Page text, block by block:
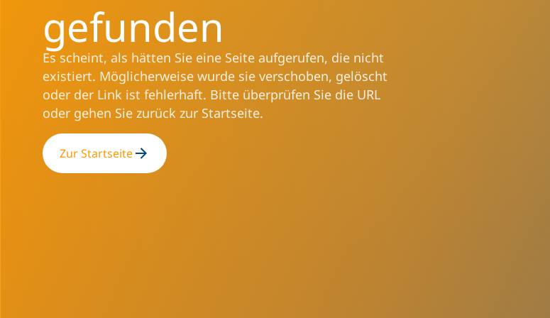
gefunden
Es scheint, als hätten Sie eine Seite aufgerufen, die nicht
existiert. Möglicherweise wurde sie verschoben, gelöscht
oder der Link ist fehlerhaft. Bitte überprüfen Sie die URL
oder gehen Sie zurück zur Startseite.
Zur Startseite